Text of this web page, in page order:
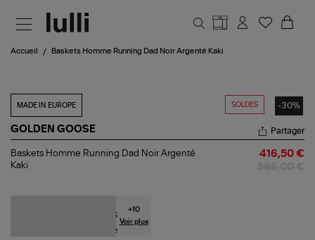
Accueil Baskets Homme Running Dad Noir Argenté Kaki
SOLDES -30%
MADE IN EUROPE
GOLDEN GOOSE
Baskets
Homme
Partager
Baskets Homme Running Dad Noir Argenté
Kaki
416,50 €
+10
Voir plus